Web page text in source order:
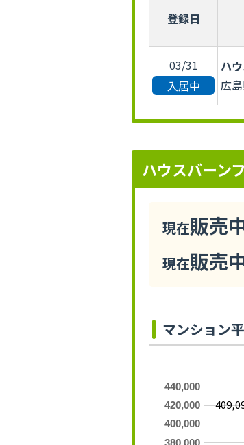
登録日
03/31
入居中
ハ
広
ハウスバーン
現在販売
現在販売
マンション
380,000
400,000
420,000
440,000